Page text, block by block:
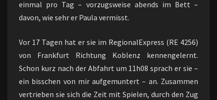
einmal pro Tag – vorzugsweise abends im Bett –
davon, wie sehr er Paula vermisst.
Vor 17 Tagen hat er sie im RegionalExpress (RE 4256)
von Frankfurt Richtung Koblenz kennengelernt.
Schon kurz nach der Abfahrt um 11h08 sprach er sie –
ein bisschen von mir aufgemuntert – an. Zusammen
vertrieben sie sich die Zeit mit Spielen, durch den Zug